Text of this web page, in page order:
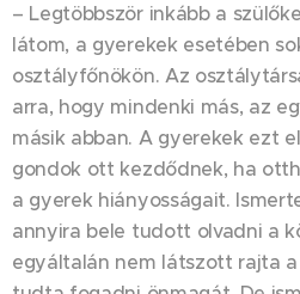
– Legtöbbször inkább a
látom, a gyerekek esetében
osztályfőnökön. Az
arra, hogy mindenki más, az
másik abban. A gyerekek ezt
gondok ott kezdődnek, ha
a gyerek hiányosságait.
annyira bele tudott olvadni a
egyáltalán nem látszott rajta a